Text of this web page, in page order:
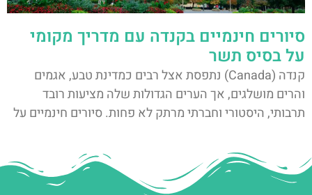
סיורים חינמיים בקנדה עם מדריך מקומי
על בסיס תשר
קנדה (Canada) נתפסת אצל רבים כמדינת טבע, אגמים
והרים מושלגים, אך הערים הגדולות שלה מציעות רובד
תרבותי, היסטורי וחברתי מרתק לא פחות. סיורים חינמיים על